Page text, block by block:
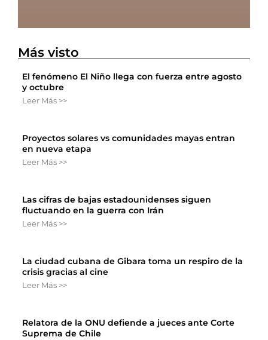
Más visto
El fenómeno El Niño llega con fuerza entre agosto
y octubre
Leer Más >>
Proyectos solares vs comunidades mayas entran
en nueva etapa
Leer Más >>
Las cifras de bajas estadounidenses siguen
fluctuando en la guerra con Irán
Leer Más >>
La ciudad cubana de Gibara toma un respiro de la
crisis gracias al cine
Leer Más >>
Relatora de la ONU defiende a jueces ante Corte
Suprema de Chile